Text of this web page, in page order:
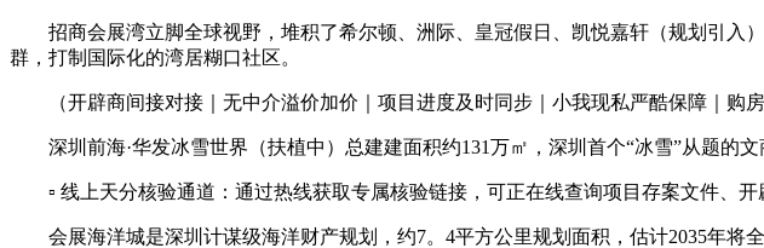
招商会展湾立脚全球视野，堆积了希尔顿、洲际、皇冠假日、凯悦嘉轩（规划引入
群，打制国际化的湾居糊口社区。
（开辟商间接对接｜无中介溢价加价｜项目进度及时同步｜小我现私严酷保障｜购房
深圳前海·华发冰雪世界（扶植中）总建建面积约131万㎡，深圳首个“冰雪”从题的
▫️ 线上天分核验通道：通过热线获取专属核验链接，可正在线查询项目存案文件、开
会展海洋城是深圳计谋级海洋财产规划，约7。4平方公里规划面积，估计2035年将